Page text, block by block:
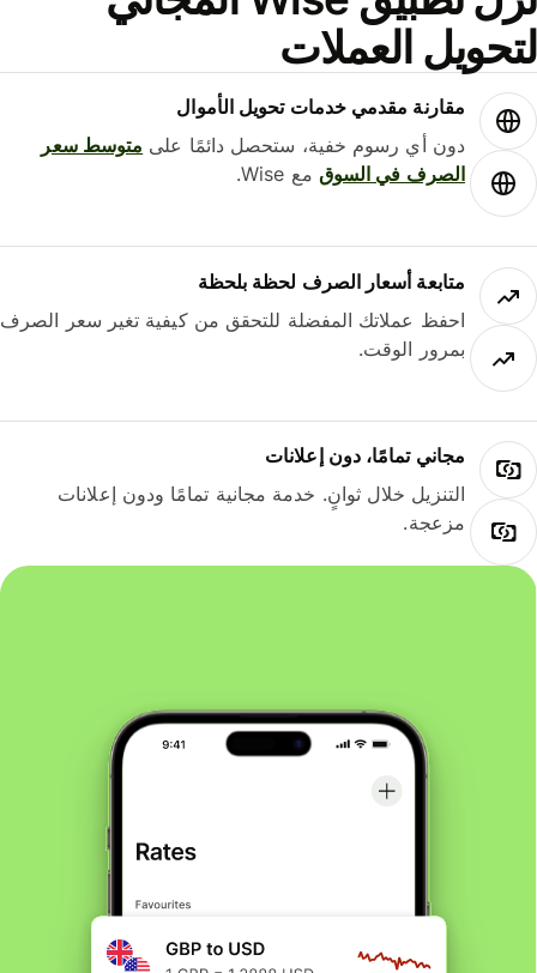
العملات
مقارنة مقدمي خدمات تحويل الأموال
دون أي رسوم خفية، ستحصل دائمًا علىمتوسط ​​سعر
الصرف في السوقمع Wise.
متابعة أسعار الصرف لحظة بلحظة
احفظ عملاتك المفضلة للتحقق من كيفية تغير سعر الصرف
بمرور الوقت.
مجاني تمامًا، دون إعلانات
التنزيل خلال ثوانٍ. خدمة مجانية تمامًا ودون إعلانات
مزعجة.